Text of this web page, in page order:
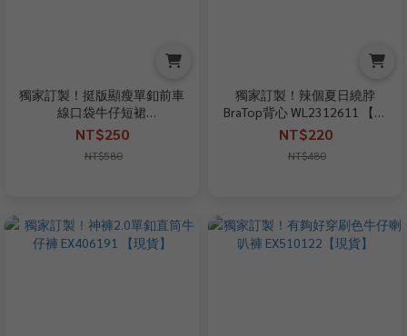
獨家訂製！挺版顯瘦單釦前車
線口袋牛仔短裙
EX25060761【現貨】
NT$250
NT$580
獨家訂製！辣個夏日繞脖
BraTop背心 WL2312611 【現
+預】
NT$220
NT$480